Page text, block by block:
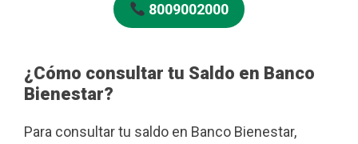
8009002000
¿Cómo consultar tu Saldo en Banco
Bienestar?
Para consultar tu saldo en Banco Bienestar,